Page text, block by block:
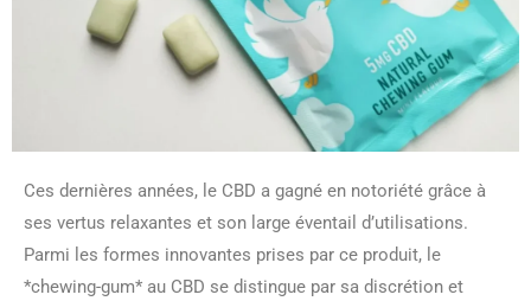
Ces dernières années, le CBD a gagné en notoriété grâce à
ses vertus relaxantes et son large éventail d’utilisations.
Parmi les formes innovantes prises par ce produit, le
*chewing-gum* au CBD se distingue par sa discrétion et